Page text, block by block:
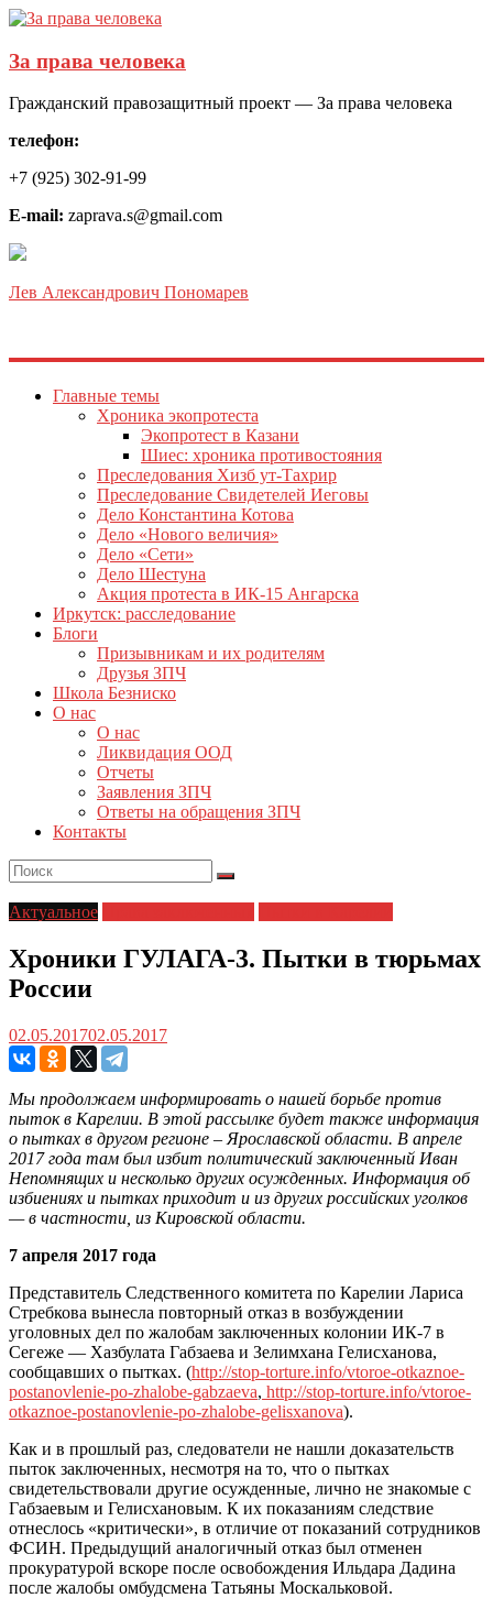
За права человека
Гражданский правозащитный проект — За права человека
телефон:
+7 (925) 302-91-99
E-mail: zaprava.s@gmail.com
Лев Александрович Пономарев
Главные темы
Хроника экопротеста
Экопротест в Казани
Шиес: хроника противостояния
Преследования Хизб ут-Тахрир
Преследование Свидетелей Иеговы
Дело Константина Котова
Дело «Нового величия»
Дело «Сети»
Дело Шестуна
Акция протеста в ИК-15 Ангарска
Иркутск: расследование
Блоги
Призывникам и их родителям
Друзья ЗПЧ
Школа Безниско
О нас
О нас
Ликвидация ООД
Отчеты
Заявления ЗПЧ
Ответы на обращения ЗПЧ
Контакты
Актуальное
Хроники ГУЛАГА-3. Пытки в тюрьмах
России
02.05.201702.05.2017
Мы продолжаем информировать о нашей борьбе против
пыток в Карелии. В этой рассылке будет также информация
о пытках в другом регионе – Ярославской области. В апреле
2017 года там был избит политический заключенный Иван
Непомнящих и несколько других осужденных. Информация об
избиениях и пытках приходит и из других российских уголков
— в частности, из Кировской области.
7 апреля 2017 года
Представитель Следственного комитета по Карелии Лариса
Стребкова вынесла повторный отказ в возбуждении
уголовных дел по жалобам заключенных колонии ИК-7 в
Сегеже — Хазбулата Габзаева и Зелимхана Гелисханова,
сообщавших о пытках. (http://stop-torture.info/vtoroe-otkaznoe-
postanovlenie-po-zhalobe-gabzaeva, http://stop-torture.info/vtoroe-
otkaznoe-postanovlenie-po-zhalobe-gelisxanova).
Как и в прошлый раз, следователи не нашли доказательств
пыток заключенных, несмотря на то, что о пытках
свидетельствовали другие осужденные, лично не знакомые с
Габзаевым и Гелисхановым. К их показаниям следствие
отнеслось «критически», в отличие от показаний сотрудников
ФСИН. Предыдущий аналогичный отказ был отменен
прокуратурой вскоре после освобождения Ильдара Дадина
после жалобы омбудсмена Татьяны Москальковой.